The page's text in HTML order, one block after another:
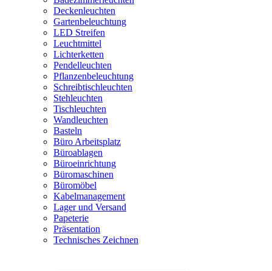
Deckenleuchten
Gartenbeleuchtung
LED Streifen
Leuchtmittel
Lichterketten
Pendelleuchten
Pflanzenbeleuchtung
Schreibtischleuchten
Stehleuchten
Tischleuchten
Wandleuchten
Basteln
Büro Arbeitsplatz
Büroablagen
Büroeinrichtung
Büromaschinen
Büromöbel
Kabelmanagement
Lager und Versand
Papeterie
Präsentation
Technisches Zeichnen